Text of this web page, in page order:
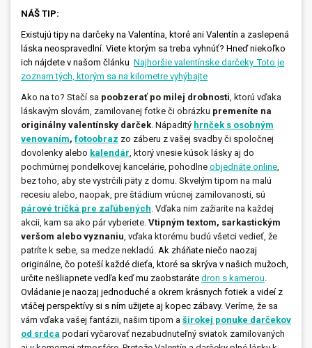
NÁŠ TIP:
Existujú tipy na darčeky na Valentína, ktoré ani Valentín a zaslepená
láska neospravedlní. Viete ktorým sa treba vyhnúť? Hneď niekoľko
ich nájdete v našom článku Najhoršie valentínske darčeky. Toto je
zoznam tých, ktorým sa na kilometre vyhýbajte
Ako na to? Stačí sa poobzerať po milej drobnosti , ktorú vďaka
láskavým slovám, zamilovanej fotke či obrázku premeníte na
originálny valentínsky darček . Nápaditý hrnček s osobným
venovaním, fotoobraz zo záberu z vašej svadby či spoločnej
dovolenky alebo kalendár , ktorý vnesie kúsok lásky aj do
pochmúrnej pondelkovej kancelárie, pohodlne objednáte online
bez toho, aby ste vystrčili päty z domu. Skvelým tipom na malú
recesiu alebo, naopak, pre štádium vrúcnej zamilovanosti, sú
párové tričká pre zaľúbených . Vďaka nim zažiarite na každej
akcii, kam sa ako pár vyberiete. Vtipným textom, sarkastickým
veršom alebo vyznaniu , vďaka ktorému budú všetci vedieť, že
patríte k sebe, sa medze nekladú. Ak zháňate niečo naozaj
originálne, čo poteší každé dieťa, ktoré sa skrýva v našich mužoch,
určite nešliapnete vedľa keď mu zaobstaráte dron s kamerou
Ovládanie je naozaj jednoduché a okrem krásnych fotiek a videí z
vtáčej perspektívy si s ním užijete aj kopec zábavy. Veríme, že sa
vám vďaka vašej fantázii, našim tipom a širokej ponuke darčekov
od srdca podarí vyčarovať nezabudnuteľný sviatok zamilovaných